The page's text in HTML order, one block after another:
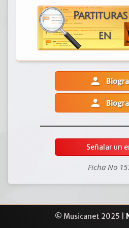
person
person
Señalar un
Ficha No
© Musicanet 2025 |